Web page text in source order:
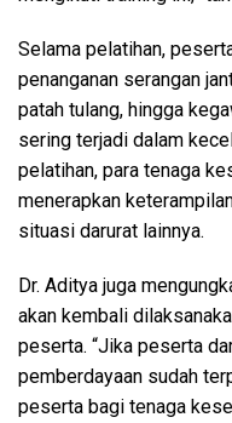
Selama pelatihan,
penanganan serangan
patah tulang, hingga
sering terjadi dalam
pelatihan, para tenaga
menerapkan
situasi darurat lainnya.
Dr. Aditya juga
akan kembali
peserta. “Jika peserta
pemberdayaan sudah
peserta bagi tenaga